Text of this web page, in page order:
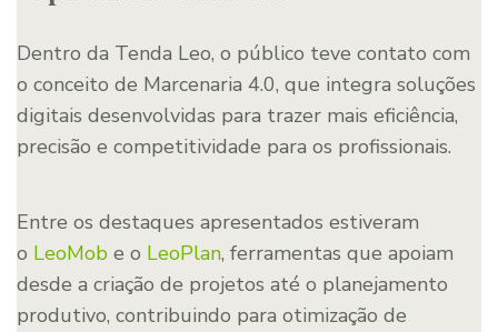
Dentro da Tenda Leo, o público teve contato com
o conceito de Marcenaria 4.0, que integra soluções
digitais desenvolvidas para trazer mais eficiência,
precisão e competitividade para os profissionais.
Entre os destaques apresentados estiveram
o LeoMob e o LeoPlan, ferramentas que apoiam
desde a criação de projetos até o planejamento
produtivo, contribuindo para otimização de